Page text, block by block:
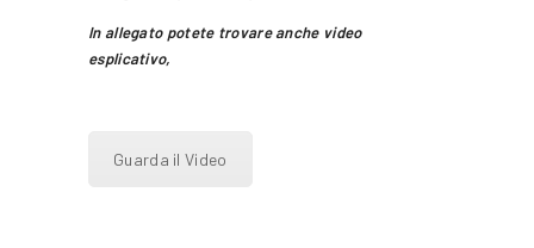
In allegato potete trovare anche video
esplicativo,
Guarda il Video